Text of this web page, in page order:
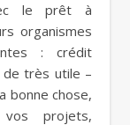
le prêt à
organismes
: crédit
de très utile –
bonne chose,
projets,